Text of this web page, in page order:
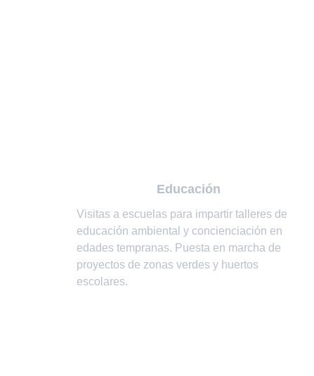
Educación
Visitas a escuelas para impartir talleres de
educación ambiental y concienciación en
edades tempranas. Puesta en marcha de
proyectos de zonas verdes y huertos
escolares.